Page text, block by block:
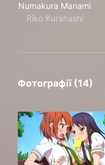
Numakura Manami
Riko Kurahashi
Фотографії (14)